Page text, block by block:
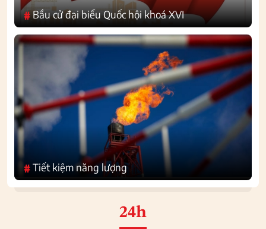
#Bầu cử đại biểu Quốc hội khoá XVI
#Tiết kiệm năng lượng
24h